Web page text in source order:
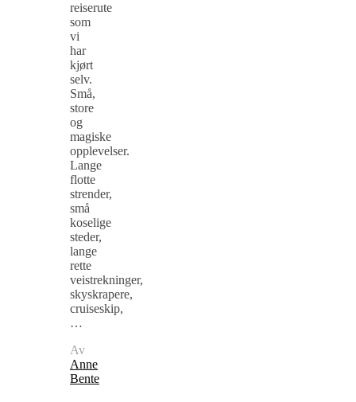
reiserute
som
vi
har
kjørt
selv.
Små,
store
og
magiske
opplevelser.
Lange
flotte
strender,
små
koselige
steder,
lange
rette
veistrekninger,
skyskrapere,
cruiseskip,
…
Av
Anne
Bente